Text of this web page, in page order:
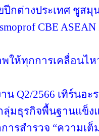
กต่างประเทศ ชูสมุ
CBE
ให้ทุกการเคลื่อนไ
น Q2/2566 เทิร์นอ
มธุรกิจพื้นฐานแข็ง
การสำรวจ “ความเ